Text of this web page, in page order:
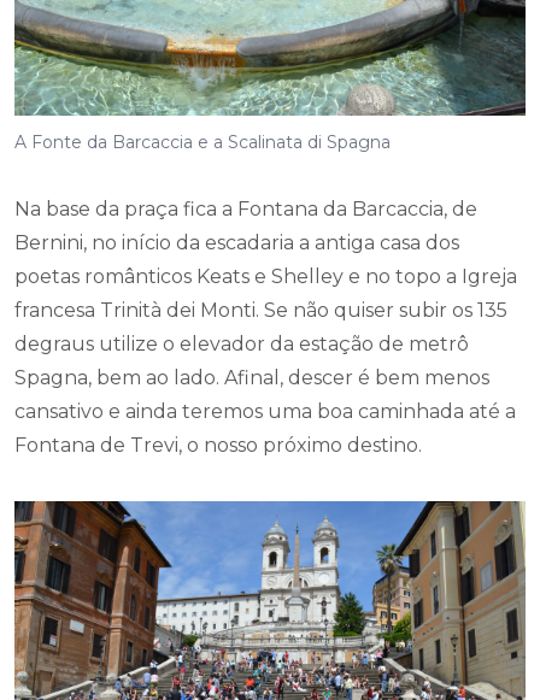
A Fonte da Barcaccia e a Scalinata di Spagna
Na base da praça fica a Fontana da Barcaccia, de
Bernini, no início da escadaria a antiga casa dos
poetas românticos Keats e Shelley e no topo a Igreja
francesa Trinità dei Monti. Se não quiser subir os 135
degraus utilize o elevador da estação de metrô
Spagna, bem ao lado. Afinal, descer é bem menos
cansativo e ainda teremos uma boa caminhada até a
Fontana de Trevi, o nosso próximo destino.